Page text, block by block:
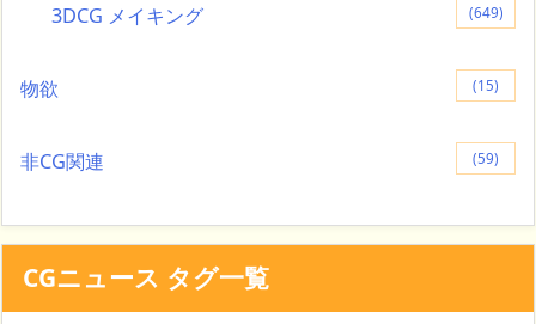
3DCG メイキング (649)
物欲 (15)
非CG関連 (59)
CGニュース タグ一覧